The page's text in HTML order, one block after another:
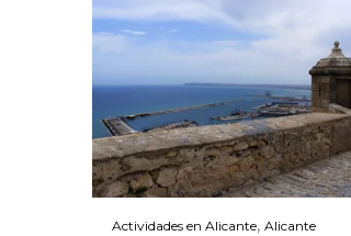
Actividades en Alicante, Alicante